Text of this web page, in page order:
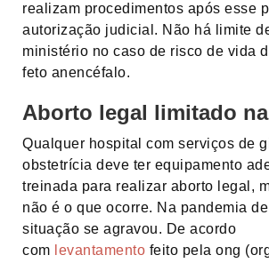
realizam procedimentos após esse
autorização judicial. Não há limite
ministério no caso de risco de vida
feto anencéfalo.
Aborto legal limitado
Qualquer hospital com serviços de
obstetrícia deve ter equipamento
treinada para realizar aborto legal,
não é o que ocorre. Na pandemia
situação se agravou. De acordo
com levantamento feito pela ong